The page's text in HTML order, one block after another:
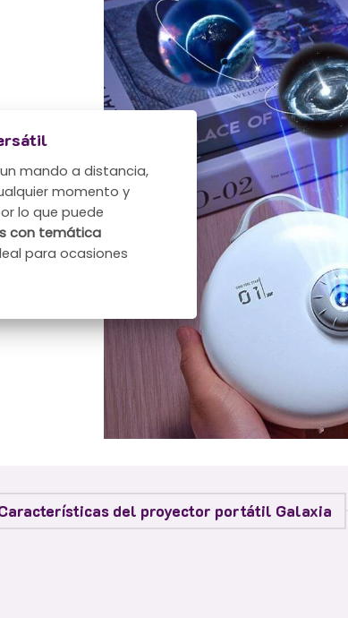
mando a distancia,
momento y
lo que puede
con temática
para ocasiones
del proyector portátil Galaxia